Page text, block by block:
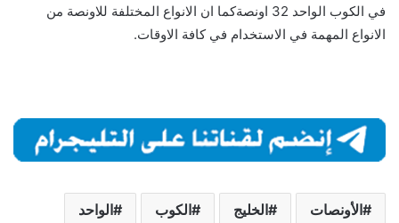
في الكوب الواحد 32 اونصةكما ان الانواع المختلفة للاونصة من
الانواع المهمة في الاستخدام في كافة الاوقات.
الأونصات الخليج الكوب الواحد